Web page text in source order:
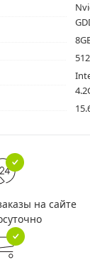
на сайте